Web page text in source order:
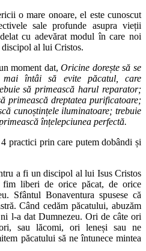
o mare onoare, el este cunoscut
sale profunde asupra vieții
cu adevărat modul în care noi
al lui Cristos.
moment dat,Oricine dorește să se
mai întâi să evite păcatul, care
să primească harul reparator;
primească dreptatea purificatoare;
cunoștințele iluminatoare; trebuie
înțelepciunea perfectă.
practici prin care putem dobândi și
a fi un discipol al lui Isus Cristos
liberi de orice păcat, de orice
Sfântul Bonaventura spusese că
Când cedăm păcatului, abuzăm
l-a dat Dumnezeu. Ori de câte ori
sau lăcomi, ori leneși sau ne
păcatului să ne întunece mintea